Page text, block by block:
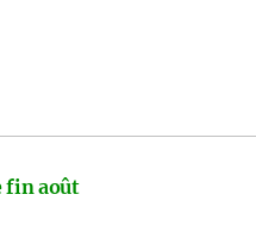
fin août